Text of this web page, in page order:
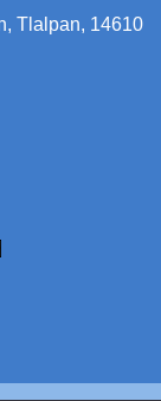
Tlalpan, 14610